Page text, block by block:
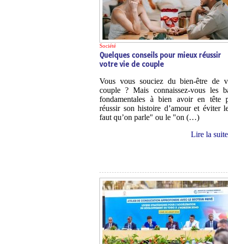
Société
Quelques conseils pour mieux réussir
votre vie de couple
Vous vous souciez du bien-être de
couple ? Mais connaissez-vous les
fondamentales à bien avoir en tête
réussir son histoire d’amour et éviter
faut qu’on parle" ou le "on (…)
Lire la suite